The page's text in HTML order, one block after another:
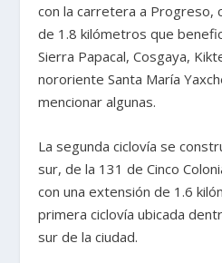
con la carretera a Progreso,
de 1.8 kilómetros que
Sierra Papacal, Cosgaya,
nororiente Santa María
mencionar algunas.
La segunda ciclovía se
sur, de la 131 de Cinco
con una extensión de 1.6
primera ciclovía ubicada
sur de la ciudad.